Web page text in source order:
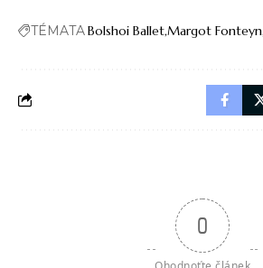
TÉMATABolshoi BalletMargot Fonteyn
0